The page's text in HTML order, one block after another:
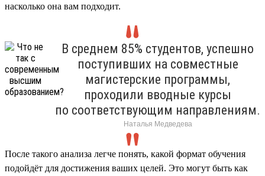
насколько она вам подходит.
В среднем 85% студентов, успешно
поступивших на совместные
магистерские программы,
проходили вводные курсы
по соответствующим направлениям.
Наталья Медведева
После такого анализа легче понять, какой формат обучения
подойдёт для достижения ваших целей. Это могут быть как